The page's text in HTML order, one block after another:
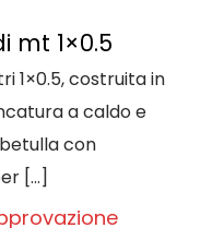
mt 1×0.5
1×0.5, costruita in
a caldo e
con
[…]